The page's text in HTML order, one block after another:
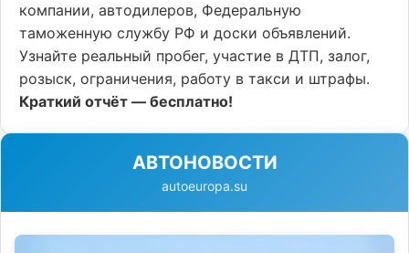
компании, автодилеров, Федеральную
таможенную службу РФ и доски объявлений.
Узнайте реальный пробег, участие в ДТП, залог,
розыск, ограничения, работу в такси и штрафы.
Краткий отчёт — бесплатно!
АВТОНОВОСТИ
autoeuropa.su